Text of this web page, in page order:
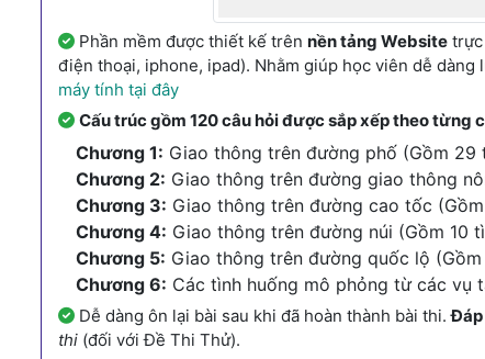
Phần mềm được thiết kế trên nền tảng Website
điện thoại, iphone, ipad). Nhằm giúp học viên dễ dàng
máy tính tại đây
Cấu trúc gồm 120 câu hỏi được sắp xếp theo từng
Chương 1: Giao thông trên đường phố (Gồm 29
Chương 2: Giao thông trên đường giao thông
Chương 3: Giao thông trên đường cao tốc
Chương 4: Giao thông trên đường núi (Gồm 10
Chương 5: Giao thông trên đường quốc lộ (Gồm
Chương 6: Các tình huống mô phỏng từ các vụ
Dễ dàng ôn lại bài sau khi đã hoàn thành bài thi.Đáp
thi (đối với Đề Thi Thử).